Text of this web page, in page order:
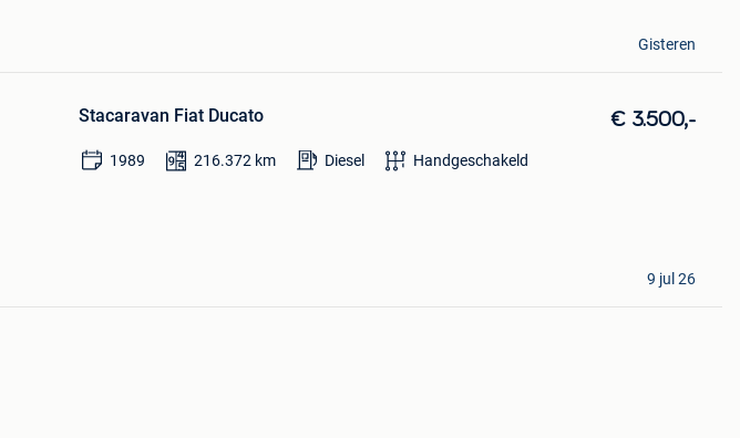
Gisteren
Stacaravan Fiat Ducato € 3.500,-
1989 216.372 km Diesel Handgeschakeld
9 jul 26